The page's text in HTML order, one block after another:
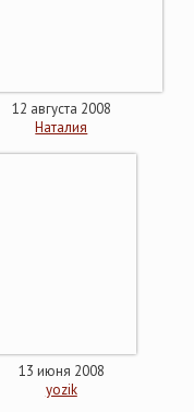
12 августа 2008
Наталия
13 июня 2008
yozik